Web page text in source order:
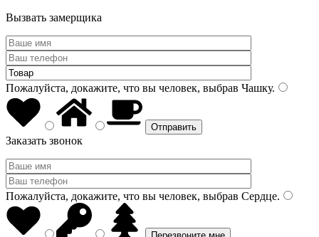
Вызвать замерщика
Пожалуйста, докажите, что вы человек, выбрав Чашку.
Заказать звонок
Пожалуйста, докажите, что вы человек, выбрав Сердце.